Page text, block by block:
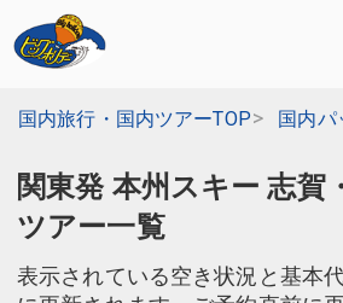
国内旅行・国内ツアーTOP 国内パ
関東発 本州スキー 志賀
ツアー一覧
表示されている空き状況と基本